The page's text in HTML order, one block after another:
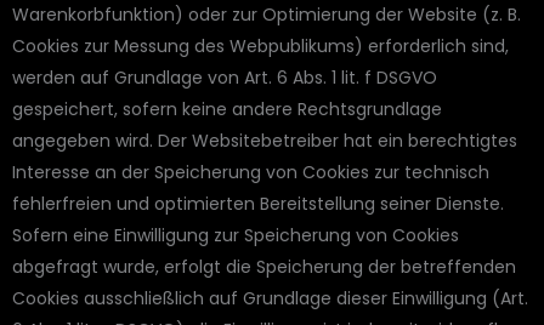
Warenkorbfunktion) oder zur Optimierung der Website (z. B.
Cookies zur Messung des Webpublikums) erforderlich sind,
werden auf Grundlage von Art. 6 Abs. 1 lit. f DSGVO
gespeichert, sofern keine andere Rechtsgrundlage
angegeben wird. Der Websitebetreiber hat ein berechtigtes
Interesse an der Speicherung von Cookies zur technisch
fehlerfreien und optimierten Bereitstellung seiner Dienste.
Sofern eine Einwilligung zur Speicherung von Cookies
abgefragt wurde, erfolgt die Speicherung der betreffenden
Cookies ausschließlich auf Grundlage dieser Einwilligung (Art.